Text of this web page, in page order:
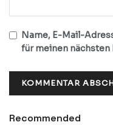
Name, E-Mail-
für meinen
Recommended